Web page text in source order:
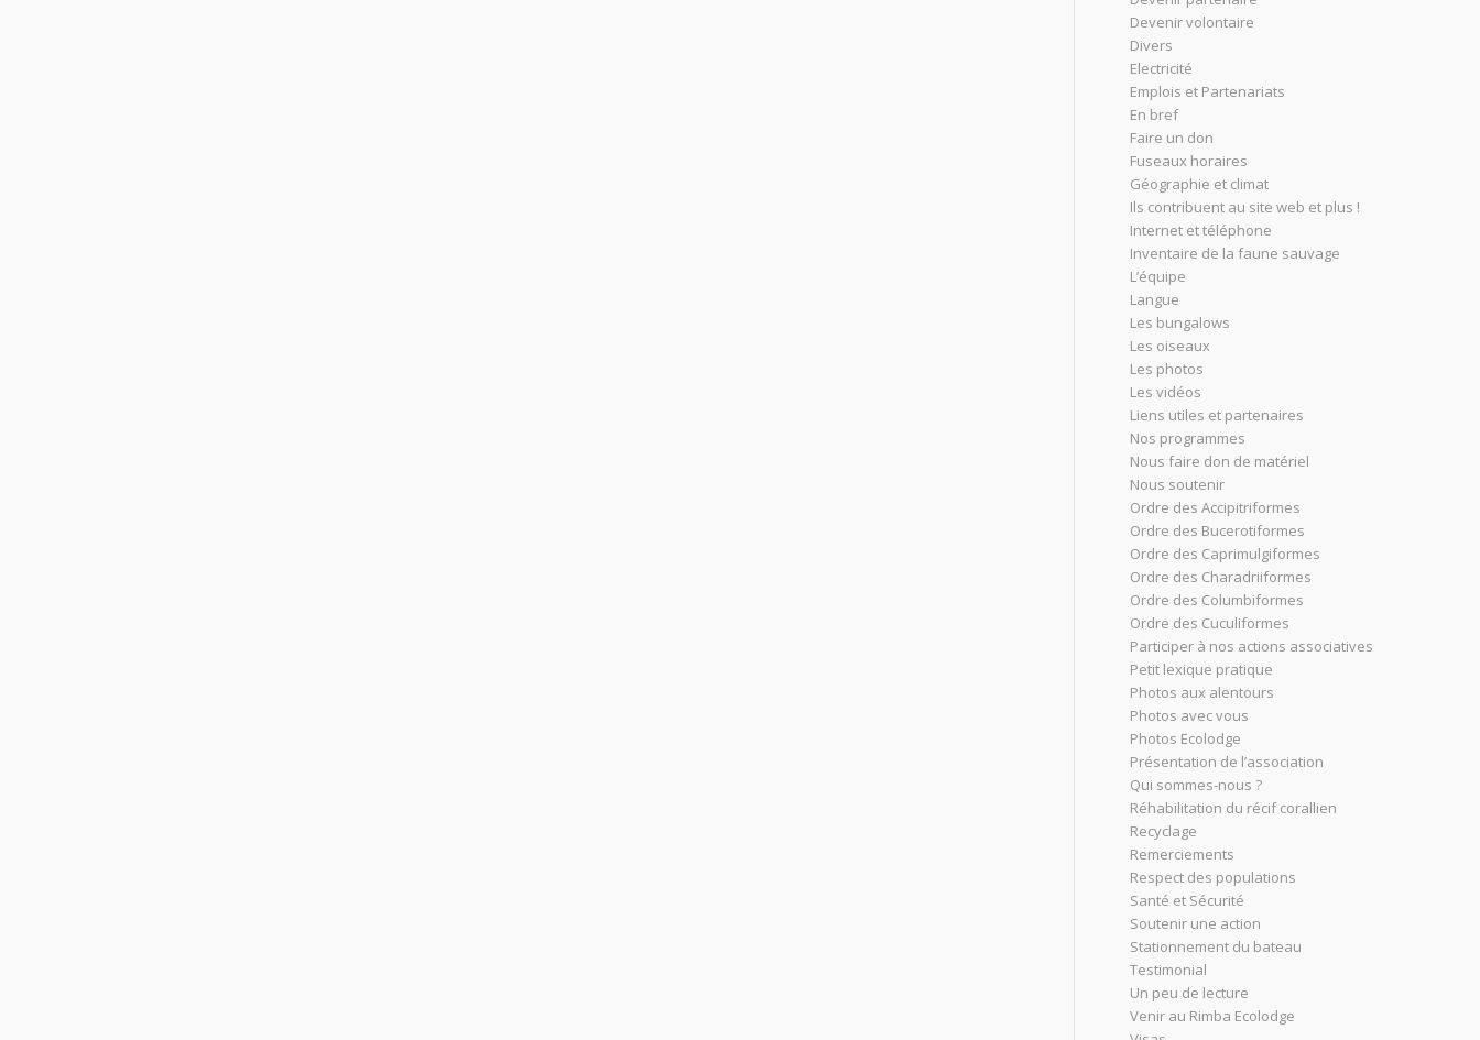
Devenir volontaire
Divers
Electricité
Emplois et Partenariats
En bref
Faire un don
Fuseaux horaires
Géographie et climat
Ils contribuent au site web et plus !
Internet et téléphone
Inventaire de la faune sauvage
L’équipe
Langue
Les bungalows
Les oiseaux
Les photos
Les vidéos
Liens utiles et partenaires
Nos programmes
Nous faire don de matériel
Nous soutenir
Ordre des Accipitriformes
Ordre des Bucerotiformes
Ordre des Caprimulgiformes
Ordre des Charadriiformes
Ordre des Columbiformes
Ordre des Cuculiformes
Participer à nos actions associatives
Petit lexique pratique
Photos aux alentours
Photos avec vous
Photos Ecolodge
Présentation de l’association
Qui sommes-nous ?
Réhabilitation du récif corallien
Recyclage
Remerciements
Respect des populations
Santé et Sécurité
Soutenir une action
Stationnement du bateau
Testimonial
Un peu de lecture
Venir au Rimba Ecolodge